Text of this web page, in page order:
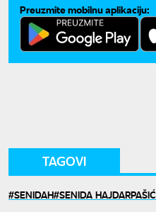
Preuzmite mobilnu aplikaciju:
TAGOVI
SENIDAH SENIDA HAJDARPAŠIĆ